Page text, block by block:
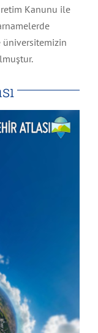
Kanunu ile
üniversitemizin